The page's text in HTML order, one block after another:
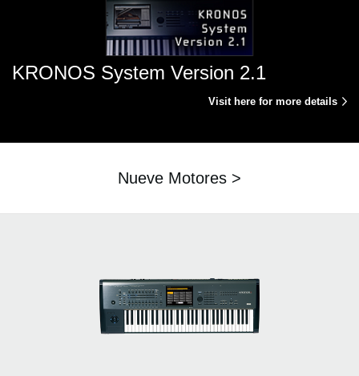
KRONOS System Version 2.1
Visit here for more details
Nueve Motores >